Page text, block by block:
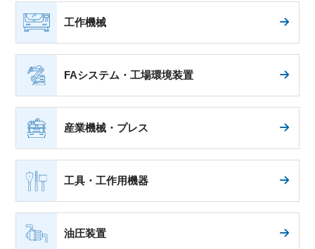
工作機械
FAシステム・工場環境装置
産業機械・プレス
工具・工作用機器
油圧装置